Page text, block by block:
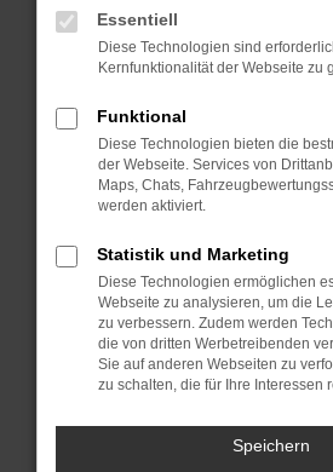
anderen Browser oder in
Fenster?
Starte dein Gerät neu.
Probleme zu beheben.
Stelle sicher, dass dein
Betriebssystem auf dem
sind.
Veraltete Software birgt nicht
Sicherheitsrisiko, sondern
führen, dass bestimmte
unterstützt werden.
Wende dich an den
Wenn du alle oben
versuchen, das Problem zu
Essentiell
Diese Technologien sind
Kernfunktionalität der Webseite zu
Funktional
Diese Technologien bieten die
der Webseite. Services von
Maps, Chats,
werden aktiviert.
Statistik und Marketing
Diese Technologien ermöglichen
Webseite zu analysieren, um die
zu verbessern. Zudem werden
die von dritten Werbetreibenden
Sie auf anderen Webseiten zu
zu schalten, die für Ihre Interessen
Speichern